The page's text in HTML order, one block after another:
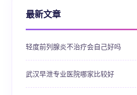
最新文章
轻度前列腺炎不治疗会自己好吗
武汉早泄专业医院哪家比较好